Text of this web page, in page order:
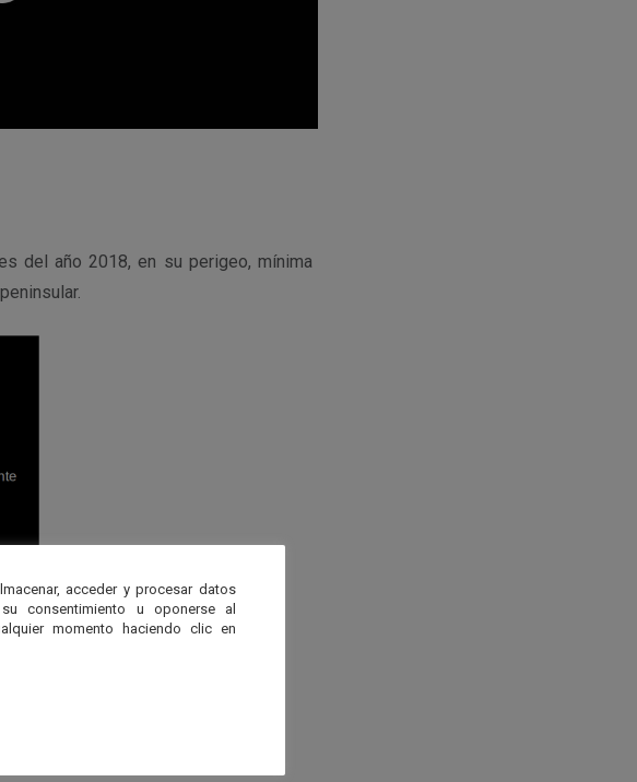
del año 2018, en su perigeo, mínima
acceder y procesar datos
consentimiento u oponerse al
momento haciendo clic en